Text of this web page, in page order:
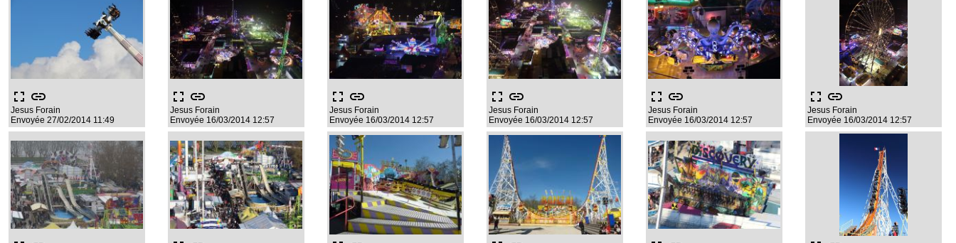
fullscreen link
Jesus Forain
Envoyée 27/02/2014 11:49
fullscreen link
Jesus Forain
Envoyée 16/03/2014 12:57
fullscreen link
Jesus Forain
Envoyée 16/03/2014 12:57
fullscreen link
Jesus Forain
Envoyée 16/03/2014 12:57
fullscreen link
Jesus Forain
Envoyée 16/03/2014 12:57
fullscreen link
Jesus Forain
Envoyée 16/03/2014 12:57